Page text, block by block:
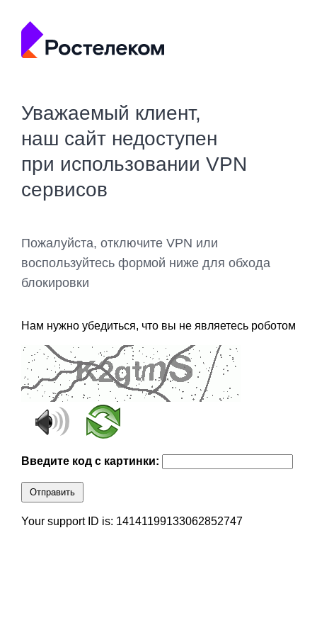
Уважаемый клиент,
наш сайт недоступен
при использовании VPN
сервисов
Пожалуйста, отключите VPN или
воспользуйтесь формой ниже для обхода
блокировки
Нам нужно убедиться, что вы не являетесь роботом
Введите код с картинки:
Отправить
Your support ID is: 14141199133062852747